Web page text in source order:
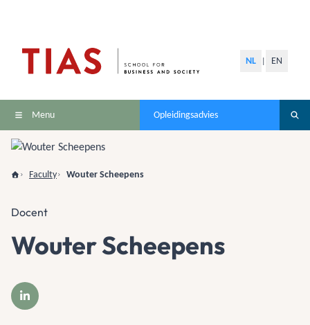
NL EN
Menu Opleidingsadvies
Faculty Wouter Scheepens
Docent
Wouter Scheepens